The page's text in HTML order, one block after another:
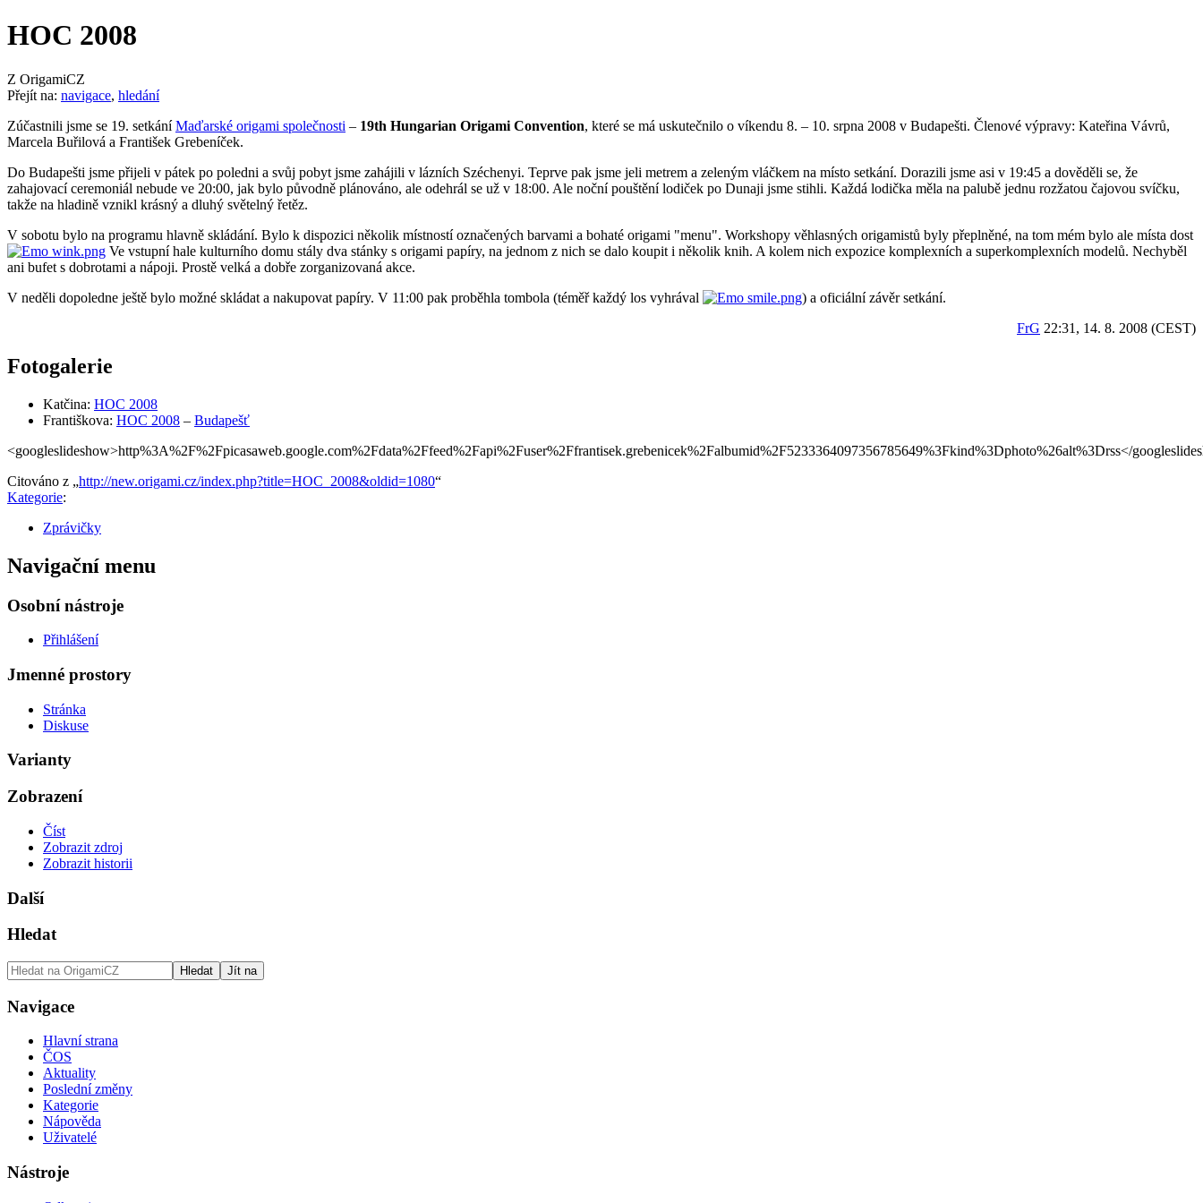
HOC 2008
Z OrigamiCZ
Přejít na: navigace, hledání
Zúčastnili jsme se 19. setkáníMaďarské origami společnosti – 19th Hungarian Origami Convention, které se má uskutečnilo o víkendu 8. – 10. srpna 2008 v Budapešti. Členové výpravy: Kateřina Vávrů,
Marcela Buřilová a František Grebeníček.
Do Budapešti jsme přijeli v pátek po poledni a svůj pobyt jsme zahájili v lázních Széchenyi. Teprve pak jsme jeli metrem a zeleným vláčkem na místo setkání. Dorazili jsme asi v 19:45 a dověděli se, že
zahajovací ceremoniál nebude ve 20:00, jak bylo původně plánováno, ale odehrál se už v 18:00. Ale noční pouštění lodiček po Dunaji jsme stihli. Každá lodička měla na palubě jednu rozžatou čajovou svíčku,
takže na hladině vznikl krásný a dluhý světelný řetěz.
V sobotu bylo na programu hlavně skládání. Bylo k dispozici několik místností označených barvami a bohaté origami "menu". Workshopy věhlasných origamistů byly přeplněné, na tom mém bylo ale místa dost
Ve vstupní hale kulturního domu stály dva stánky s origami papíry, na jednom z nich se dalo koupit i několik knih. A kolem nich expozice komplexních a superkomplexních modelů. Nechyběl
ani bufet s dobrotami a nápoji. Prostě velká a dobře zorganizovaná akce.
V neděli dopoledne ještě bylo možné skládat a nakupovat papíry. V 11:00 pak proběhla tombola (téměř každý los vyhrával
) a oficiální závěr setkání.
FrG 22:31, 14. 8. 2008 (CEST)
Fotogalerie
Katčina: HOC 2008
Františkova: HOC 2008 – Budapešť
<googleslideshow>http%3A%2F%2Fpicasaweb.google.com%2Fdata%2Ffeed%2Fapi%2Fuser%2Ffrantisek.grebenicek%2Falbumid%2F5233364097356785649%3Fkind%3Dphoto%26alt%3Drss</
Citováno z „http://new.origami.cz/index.php?title=HOC_2008&oldid=1080“
Kategorie:
Zprávičky
Navigační menu
Osobní nástroje
Přihlášení
Jmenné prostory
Stránka
Diskuse
Varianty
Zobrazení
Číst
Zobrazit zdroj
Zobrazit historii
Další
Hledat
Navigace
Hlavní strana
ČOS
Aktuality
Poslední změny
Kategorie
Nápověda
Uživatelé
Nástroje